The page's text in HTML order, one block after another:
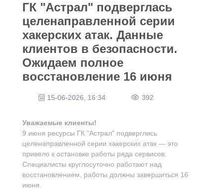
ГК "Астрал" подверглась
целенаправленной серии
хакерских атак. Данные
клиентов в безопасности.
Ожидаем полное
восстановление 16 июня
15-06-2026, 16:34 392
Уважаемые клиенты!
9 июня ресурсы ГК "Астрал" подверглись
целенаправленной серии хакерских атак — это
привело к остановке работы ряда сервисов.
Специалисты круглосуточно работают над
восстановлением, работы должны завершиться 16
июня.